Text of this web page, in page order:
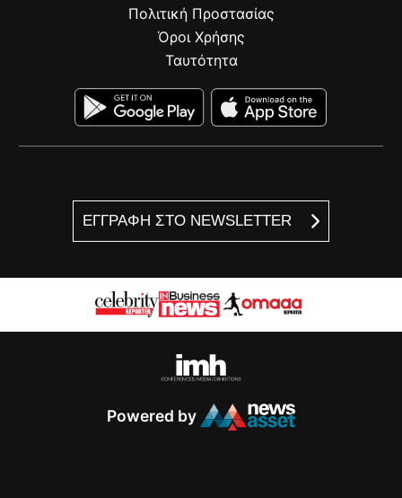
ΕΓΓΡΑΦΗ ΣΤΟ NEWSLETTER
Πολιτική Προστασίας
Όροι Χρήσης
Ταυτότητα
Powered by